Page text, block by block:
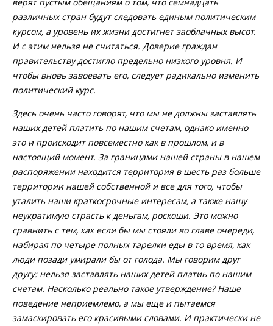
различных стран будут следовать единым политическим
курсом, а уровень их жизни достигнет заоблачных высот.
И с этим нельзя не считаться. Доверие граждан
правительству достигло предельно низкого уровня. И
чтобы вновь завоевать его, следует радикально изменить
политический курс.
Здесь очень часто говорят, что мы не должны заставлять
наших детей платить по нашим счетам, однако именно
это и происходит повсеместно как в прошлом, и в
настоящий момент. За границами нашей страны в нашем
распоряжении находится территория в шесть раз больше
территории нашей собственной и все для того, чтобы
уталить наши краткосрочные интересам, а также нашу
неукратимую страсть к деньгам, роскоши. Это можно
сравнить с тем, как если бы мы стояли во главе очереди,
набирая по четыре полных тарелки еды в то время, как
люди позади умирали бы от голода. Мы говорим друг
другу: нельзя заставлять наших детей платиь по нашим
счетам. Насколько реально такое утверждение? Наше
поведение неприемлемо, а мы еще и пытаемся
замаскировать его красивыми словами. И практически не